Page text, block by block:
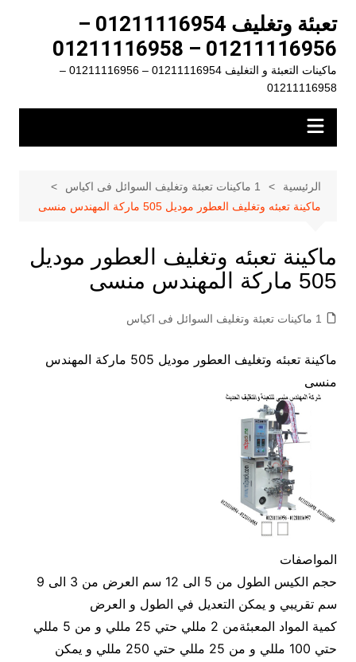
المحتوى
تعبئة وتغليف 01211116954 –
01211116956 – 01211116958
ماكينات التعبئة و التغليف 01211116954 – 01211116956 –
01211116958
الرئيسية
1 ماكينات تعبئة وتغليف السوائل فى اكياس
ماكينة تعبئه وتغليف العطور موديل 505 ماركة المهندس منسى
ماكينة تعبئه وتغليف العطور موديل
505 ماركة المهندس منسى
1 ماكينات تعبئة وتغليف السوائل فى اكياس
ماكينة تعبئه وتغليف العطور موديل 505 ماركة المهندس
منسى
المواصفات
حجم الكيس الطول من 5 الى 12 سم العرض من 3 الى 9
سم تقريبي و يمكن التعديل في الطول و العرض
كمية المواد المعبئةمن 2 مللي حتي 25 مللي و من 5 مللي
حتي 100 مللي و من 25 مللي حتي 250 مللي و يمكن